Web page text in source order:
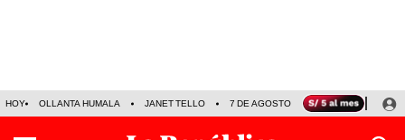
HOY OLLANTA HUMALA JANET TELLO 7 DE AGOSTO TINKA RESULTADOS